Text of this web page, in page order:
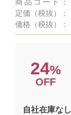
商品コード：
定価（税抜）：
価格（税抜）：
24%
OFF
自社在庫なし